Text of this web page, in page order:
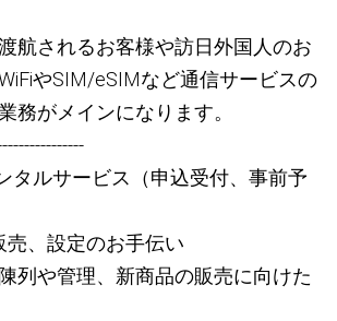
航されるお客様や訪日外国人のお
やSIM/eSIMなど通信サービスの
務がメインになります。
タルサービス（申込受付、事前予
売、設定のお手伝い
列や管理、新商品の販売に向けた